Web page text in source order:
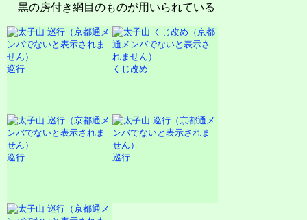
黒の房付き網目のものが用いられている
巡行 くじ改め
巡行 巡行